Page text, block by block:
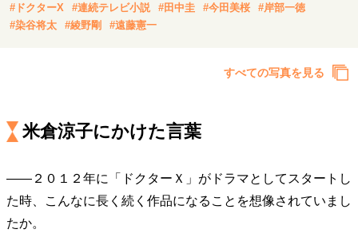
夢を掴む選択
トップが描く未来
マインドセット
重圧との向き合い方 一流のルーティン
20代の現在地
#ドクターX #連続テレビ小説 #田中圭 #今田美桜
#岸部一徳
#染谷将太
#綾野剛 #遠藤憲一
すべての写真を見る
米倉涼子にかけた言葉
――２０１２年に「ドクターＸ」がドラマとしてスタートし
た時、こんなに長く続く作品になることを想像されていまし
たか。